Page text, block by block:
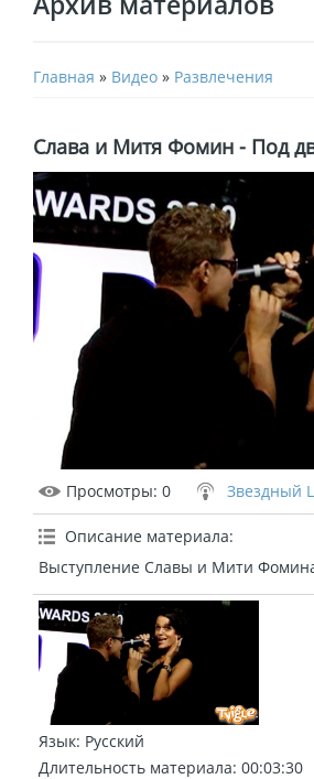
Главная » Видео » Развлечения
Слава и Митя Фомин - Под
Просмотры: 0 Звездный
Описание материала:
Выступление Славы и Мити
Язык: Русский
Длительность материала: 00:03:30